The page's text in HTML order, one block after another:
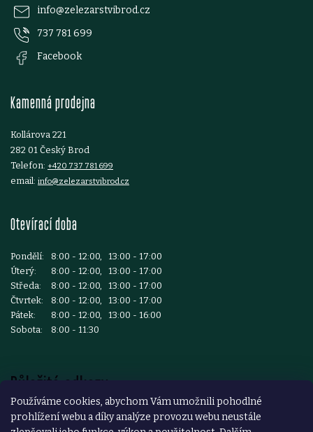
Používáme cookies, abychom Vám umožnili pohodlné
prohlížení webu a díky analýze provozu webu neustále
info@zelezarstvibrod.cz
737 781 699
Facebook
Kamenná prodejna
Kollárova 221
282 01 Český Brod
Telefon: +420 737 781 699
email: info@zelezarstvibrod.cz
Otevírací doba
Pondělí:
8:00 - 12:00, 13:00 - 17:00
Úterý:
8:00 - 12:00, 13:00 - 17:00
Středa:
8:00 - 12:00, 13:00 - 17:00
Čtvrtek:
8:00 - 12:00, 13:00 - 17:00
Pátek:
8:00 - 12:00, 13:00 - 16:00
Sobota:
8:00 - 11:30
Důležité odkazy
Reklamace a vrácení zboží